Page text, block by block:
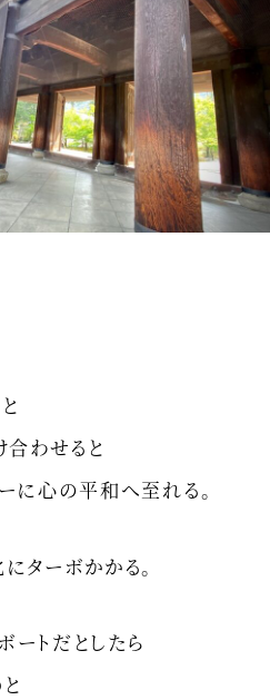
合わせると
に心の平和へ至れる。
ターボかかる。
ートだとしたら